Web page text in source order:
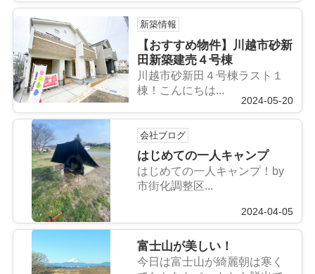
新築情報
【おすすめ物件】川越市砂新
田新築建売４号棟
川越市砂新田４号棟ラスト１
棟！こんにちは...
2024-05-20
会社ブログ
はじめての一人キャンプ
はじめての一人キャンプ！by
市街化調整区...
2024-04-05
富士山が美しい！
今日は富士山が綺麗朝は寒く